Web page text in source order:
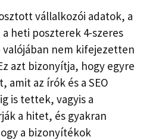
vállalkozói adatok, a
heti poszterek 4-szeres
nem kifejezetten
azt bizonyítja, hogy egyre
amit az írók és a SEO
is tettek, vagyis a
a hitet, és gyakran
a bizonyítékok